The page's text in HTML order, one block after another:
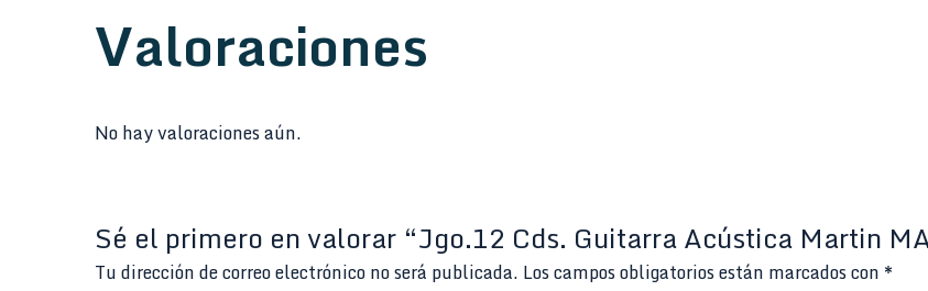
Valoraciones
No hay valoraciones aún.
Sé el primero en valorar “Jgo.12 Cds. Guitarra Acústica Martin
Tu dirección de correo electrónico no será publicada. Los campos obligatorios están marcados con *